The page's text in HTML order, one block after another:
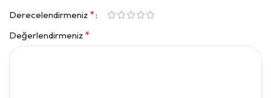
Derecelendirmeniz *
Değerlendirmeniz *